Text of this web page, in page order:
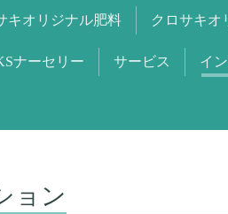
キオリジナル肥料 クロサキオ
ナーセリー サービス イ
ョン